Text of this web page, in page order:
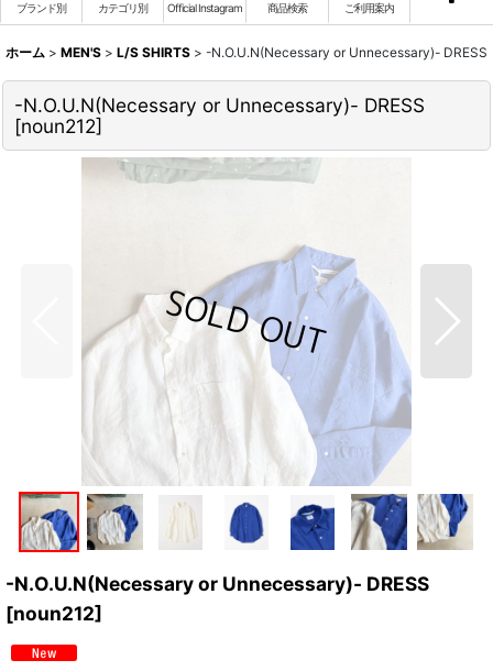
ブランド別 カテゴリ別 Official Instagram 商品検索 ご利用案内
ホーム > MEN'S > L/S SHIRTS > -N.O.U.N(Necessary or Unnecessary)- DRESS
-N.O.U.N(Necessary or Unnecessary)- DRESS
[noun212]
-N.O.U.N(Necessary or Unnecessary)- DRESS
[noun212]